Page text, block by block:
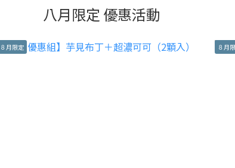
八月限定 優惠活動
８月限定 ８月